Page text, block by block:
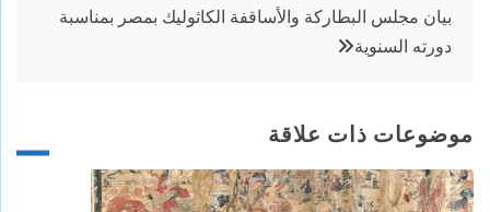
بيان مجلس البطاركة والأساقفة الكاثوليك بمصر بمناسبة
دورته السنوية
موضوعات ذات علاقة